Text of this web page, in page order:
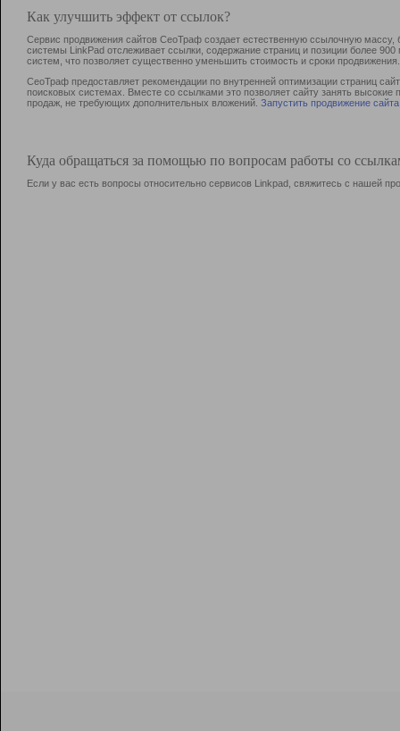
Как улучшить эффект от ссылок?
Сервис продвижения сайтов СеоТраф создает естественную ссылочную
системы LinkPad отслеживает ссылки, содержание страниц и позиции более
систем, что позволяет существенно уменьшить стоимость и сроки продвижения.
СеоТраф предоставляет рекомендации по внутренней оптимизации страниц
поисковых системах. Вместе со ссылками это позволяет сайту занять
продаж, не требующих дополнительных вложений. Запустить продвижение сайта
Куда обращаться за помощью по вопросам работы со
Если у вас есть вопросы относительно сервисов Linkpad, свяжитесь с нашей